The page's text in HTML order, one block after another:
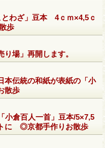
わざ」豆本 4ｃｍ×4,5ｃ
歩
場」再開します。
伝統の和紙が表紙の「小
散歩
小倉百人一首」豆本/5×7,5
に ◎京都手作りお散歩